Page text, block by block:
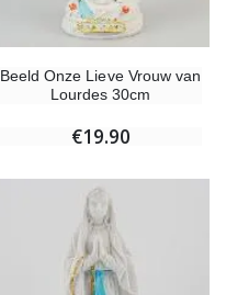
Beeld Onze Lieve Vrouw van
Lourdes 30cm
€19.90